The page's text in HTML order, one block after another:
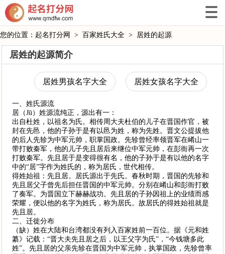
您的位置： 起名打分网 > 百家姓氏大全 > 居姓的起源
居姓的起源简介
居姓男孩名字大全 居姓女孩名字大全
一、姓氏源流
居（Jū）姓源流纯正，源出有一：
出自杜姓，以祖名为氏。相传周大夫杜伯的儿子在晋国作官，被
封在先邑，他的子孙于是有以邑为姓，称为先姓。晋文公提拔他
的后人先轸为中军元帅，职掌国政。先轸曾经率领晋军在崤山一
带打败秦军，他的儿子先且居后来继位中军元帅，在彭衙再一次
打败秦军。先且居于是变得很有名，他的子孙于是有以他的名字
中的“居”字作为姓氏的，称为居氏，世代相传。
得姓始祖：先且居。居氏源出于先氏。春秋时期，晋国的先轸和
先且居父子曾先后担任晋国的中军元帅。分别在崤山和彭衙打败
了奏军。为晋国立下赫赫战功。先且居的子孙因祖上的业绩而感
荣耀，便以他的名字为姓氏，称为居氏。故居氏的得姓始祖就是
先且居。
二、迁徙分布
（缺）姓在大陆和台湾都没有列入百家姓前一百位。据《元和姓
纂》记载：“晋大夫先且居之后，以王父字为氏”，“今钱塘多此
姓”。先且居的父亲先轸在晋国为中军元帅，执掌国政，先轸曾率